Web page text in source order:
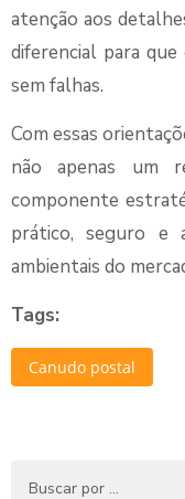
atenção aos
diferencial para
sem falhas.
Com essas
não apenas um
componente
prático, seguro e
ambientais do
Tags:
Canudo postal